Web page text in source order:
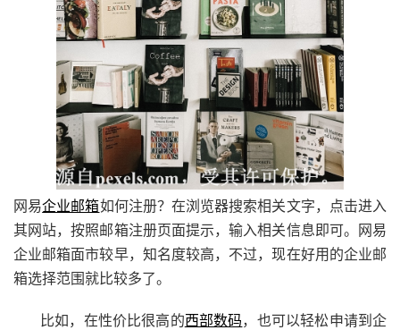
网易企业邮箱如何注册？在浏览器搜索相关文字，点击进入
其网站，按照邮箱注册页面提示，输入相关信息即可。网易
企业邮箱面市较早，知名度较高，不过，现在好用的企业邮
箱选择范围就比较多了。
比如，在性价比很高的西部数码， 也可以轻松申请到企